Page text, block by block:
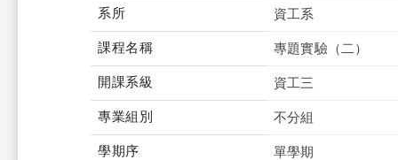
系所 資工系
課程名稱 專題實驗（二）
開課系級 資工三
專業組別 不分組
學期序 單學期